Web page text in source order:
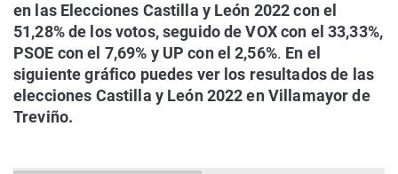
en las Elecciones Castilla y León 2022 con el
51,28% de los votos, seguido de VOX con el 33,33%,
PSOE con el 7,69% y UP con el 2,56%. En el
siguiente gráfico puedes ver los resultados de las
elecciones Castilla y León 2022 en Villamayor de
Treviño.